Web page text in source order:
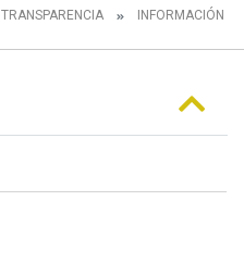
TRANSPARENCIA INFORMACIÓN